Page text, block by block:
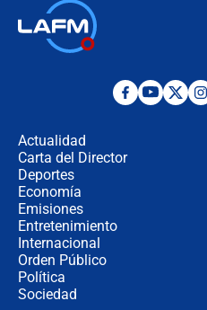
Actualidad
Carta del Director
Deportes
Economía
Emisiones
Entretenimiento
Internacional
Orden Público
Política
Sociedad